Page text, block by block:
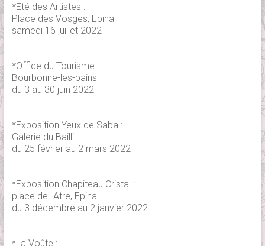
*Eté des Artistes :
Place des Vosges, Epinal
samedi 16 juillet 2022
*Office du Tourisme :
Bourbonne-les-bains
du 3 au 30 juin 2022
*Exposition Yeux de Saba :
Galerie du Bailli
du 25 février au 2 mars 2022
*Exposition Chapiteau Cristal :
place de l'Atre, Epinal
du 3 décembre au 2 janvier 2022
*La Voûte :